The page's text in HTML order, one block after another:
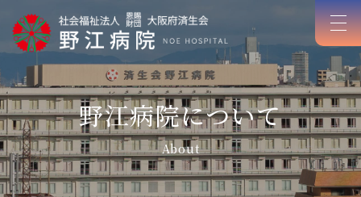
野江病院について
About